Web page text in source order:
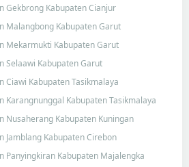
Gekbrong Kabupaten Cianjur
Malangbong Kabupaten Garut
Mekarmukti Kabupaten Garut
Selaawi Kabupaten Garut
Ciawi Kabupaten Tasikmalaya
Karangnunggal Kabupaten Tasikmalaya
Nusaherang Kabupaten Kuningan
Jamblang Kabupaten Cirebon
Panyingkiran Kabupaten Majalengka